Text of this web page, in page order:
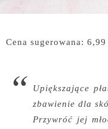
Cena sugerowana:
Upiększające
zbawienie dla
Przywróć jej